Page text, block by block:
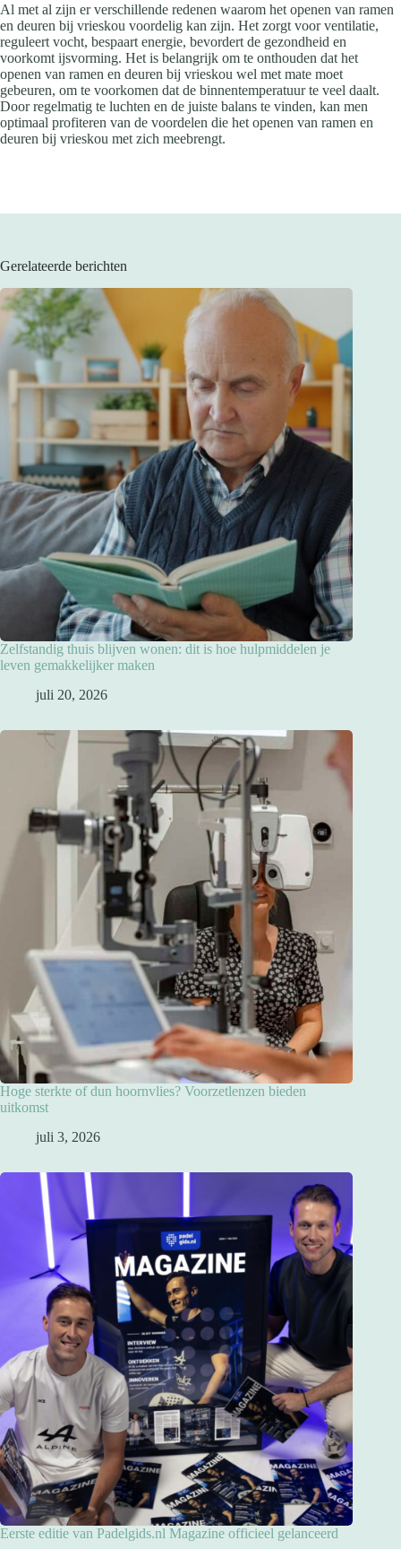
Al met al zijn er verschillende redenen waarom het openen van ramen
en deuren bij vrieskou voordelig kan zijn. Het zorgt voor ventilatie,
reguleert vocht, bespaart energie, bevordert de gezondheid en
voorkomt ijsvorming. Het is belangrijk om te onthouden dat het
openen van ramen en deuren bij vrieskou wel met mate moet
gebeuren, om te voorkomen dat de binnentemperatuur te veel daalt.
Door regelmatig te luchten en de juiste balans te vinden, kan men
optimaal profiteren van de voordelen die het openen van ramen en
deuren bij vrieskou met zich meebrengt.
Gerelateerde berichten
Zelfstandig thuis blijven wonen: dit is hoe hulpmiddelen je
leven gemakkelijker maken
juli 20, 2026
Hoge sterkte of dun hoornvlies? Voorzetlenzen bieden
uitkomst
juli 3, 2026
Eerste editie van Padelgids.nl Magazine officieel gelanceerd